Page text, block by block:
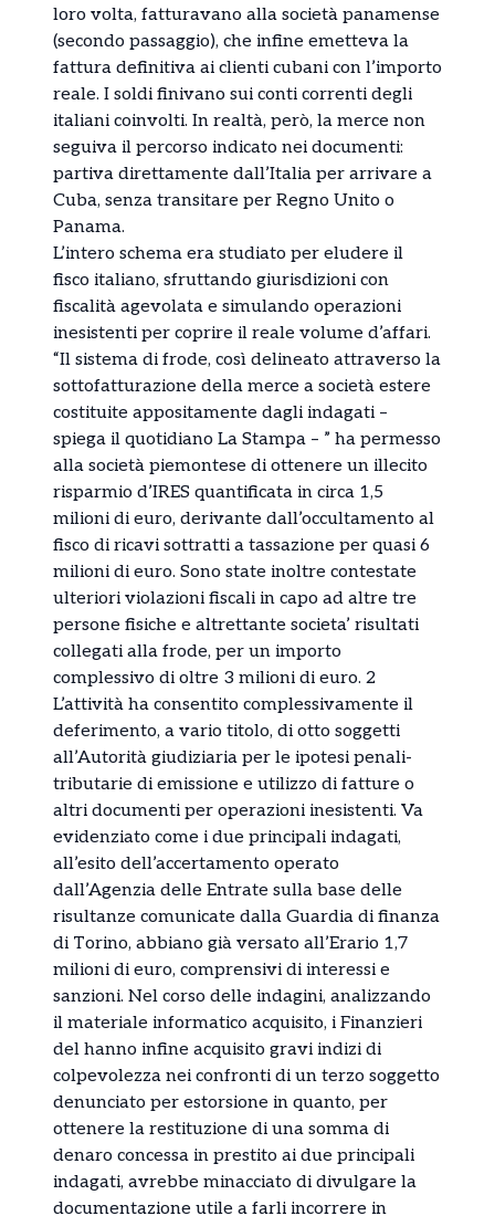
loro volta, fatturavano alla società panamense
(secondo passaggio), che infine emetteva la
fattura definitiva ai clienti cubani con l’importo
reale. I soldi finivano sui conti correnti degli
italiani coinvolti. In realtà, però, la merce non
seguiva il percorso indicato nei documenti:
partiva direttamente dall’Italia per arrivare a
Cuba, senza transitare per Regno Unito o
Panama.
L’intero schema era studiato per eludere il
fisco italiano, sfruttando giurisdizioni con
fiscalità agevolata e simulando operazioni
inesistenti per coprire il reale volume d’affari.
“Il sistema di frode, così delineato attraverso la
sottofatturazione della merce a società estere
costituite appositamente dagli indagati –
spiega il quotidiano La Stampa – ” ha permesso
alla società piemontese di ottenere un illecito
risparmio d’IRES quantificata in circa 1,5
milioni di euro, derivante dall’occultamento al
fisco di ricavi sottratti a tassazione per quasi 6
milioni di euro. Sono state inoltre contestate
ulteriori violazioni fiscali in capo ad altre tre
persone fisiche e altrettante societa’ risultati
collegati alla frode, per un importo
complessivo di oltre 3 milioni di euro. 2
L’attività ha consentito complessivamente il
deferimento, a vario titolo, di otto soggetti
all’Autorità giudiziaria per le ipotesi penali-
tributarie di emissione e utilizzo di fatture o
altri documenti per operazioni inesistenti. Va
evidenziato come i due principali indagati,
all’esito dell’accertamento operato
dall’Agenzia delle Entrate sulla base delle
risultanze comunicate dalla Guardia di finanza
di Torino, abbiano già versato all’Erario 1,7
milioni di euro, comprensivi di interessi e
sanzioni. Nel corso delle indagini, analizzando
il materiale informatico acquisito, i Finanzieri
del hanno infine acquisito gravi indizi di
colpevolezza nei confronti di un terzo soggetto
denunciato per estorsione in quanto, per
ottenere la restituzione di una somma di
denaro concessa in prestito ai due principali
indagati, avrebbe minacciato di divulgare la
documentazione utile a farli incorrere in